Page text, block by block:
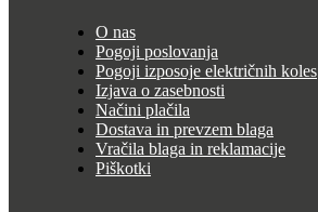
O nas
Pogoji poslovanja
Pogoji izposoje električnih koles
Izjava o zasebnosti
Načini plačila
Dostava in prevzem blaga
Vračila blaga in reklamacije
Piškotki